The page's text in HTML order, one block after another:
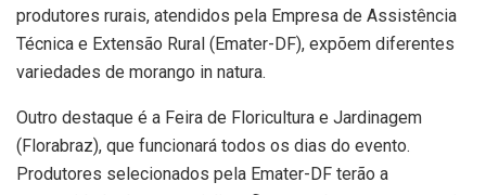
produtores rurais, atendidos pela Empresa de Assistência
Técnica e Extensão Rural (Emater-DF), expõem diferentes
variedades de morango in natura.
Outro destaque é a Feira de Floricultura e Jardinagem
(Florabraz), que funcionará todos os dias do evento.
Produtores selecionados pela Emater-DF terão a